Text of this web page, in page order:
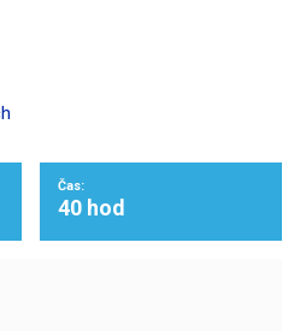
Čas:
40 hod